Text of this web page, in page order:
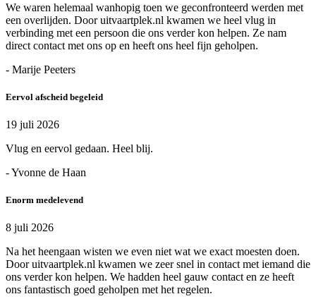
We waren helemaal wanhopig toen we geconfronteerd werden met
een overlijden. Door uitvaartplek.nl kwamen we heel vlug in
verbinding met een persoon die ons verder kon helpen. Ze nam
direct contact met ons op en heeft ons heel fijn geholpen.
- Marije Peeters
Eervol afscheid begeleid
19 juli 2026
Vlug en eervol gedaan. Heel blij.
- Yvonne de Haan
Enorm medelevend
8 juli 2026
Na het heengaan wisten we even niet wat we exact moesten doen.
Door uitvaartplek.nl kwamen we zeer snel in contact met iemand die
ons verder kon helpen. We hadden heel gauw contact en ze heeft
ons fantastisch goed geholpen met het regelen.